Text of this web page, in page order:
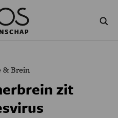
GESCHIEDENIS
& Brein
zit